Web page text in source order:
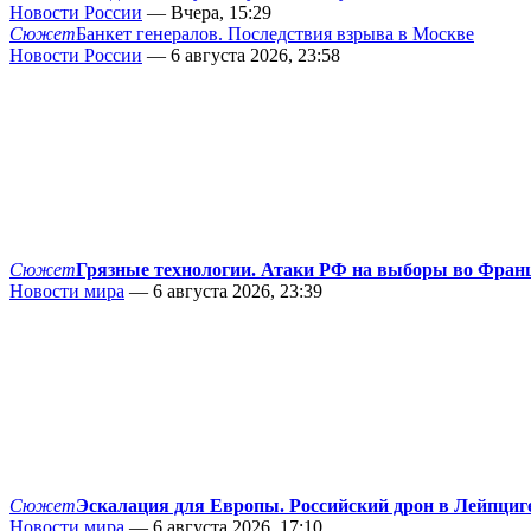
Новости России — Вчера, 15:29
СюжетБанкет генералов. Последствия взрыва в Москве
Новости России — 6 августа 2026, 23:58
СюжетГрязные технологии. Атаки РФ на выборы во
Новости мира — 6 августа 2026, 23:39
СюжетЭскалация для Европы. Российский дрон в